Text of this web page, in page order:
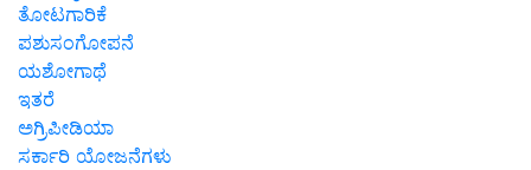
ತೋಟಗಾರಿಕೆ
ಪಶುಸಂಗೋಪನೆ
ಯಶೋಗಾಥೆ
ಇತರೆ
ಅಗ್ರಿಪೀಡಿಯಾ
ಸರ್ಕಾರಿ ಯೋಜನೆಗಳು